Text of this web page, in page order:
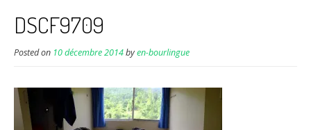
DSCF9709
Posted on 10 décembre 2014byen-bourlingue